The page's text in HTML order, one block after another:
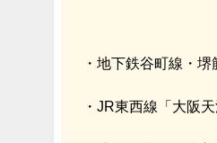
・地下鉄谷町線・堺
・JR東西線 「大阪